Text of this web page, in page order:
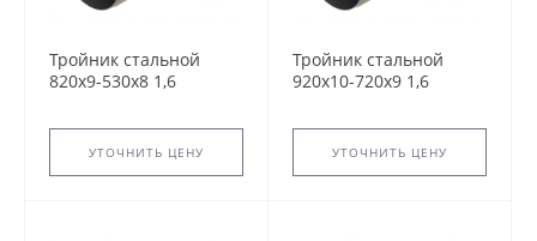
Тройник стальной
820x9-530х8 1,6
5.903-13 переходный
сварнойУТОЧНИТЬ ЦЕНУ
Тройник стальной
920x10-720х9 1,6
5.903-13 переходный
сварнойУТОЧНИТЬ ЦЕНУ